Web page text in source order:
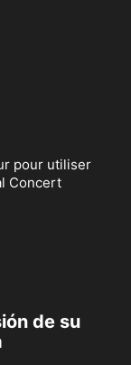
pour utiliser
Concert
de su